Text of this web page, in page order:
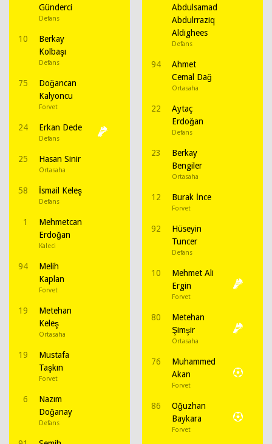
Günderci
Defans
10
Berkay
Kolbaşı
Defans
75
Doğancan
Kalyoncu
Forvet
24 Erkan Dede
Defans
25 Hasan Sinir
Ortasaha
58 İsmail Keleş
Defans
1
Mehmetcan
Erdoğan
Kaleci
94
Melih
Kaplan
Forvet
19
Metehan
Keleş
Ortasaha
19
Mustafa
Taşkın
Forvet
6
Nazım
Doğanay
Defans
Abdulsamad
Abdulrraziq
Aldighees
Defans
94
Ahmet
Cemal Dağ
Ortasaha
22
Aytaç
Erdoğan
Defans
23
Berkay
Bengiler
Ortasaha
12 Burak İnce
Forvet
92
Hüseyin
Tuncer
Defans
10
Mehmet Ali
Ergin
Forvet
80
Metehan
Şimşir
Ortasaha
76
Muhammed
Akan
Forvet
86
Oğuzhan
Baykara
Forvet